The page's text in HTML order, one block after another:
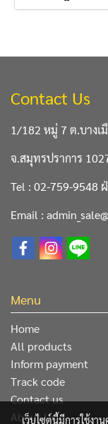
Contact Us
1/182 หมู่ 7 ต.บางเมื
จ.สมุทรปราการ
Tel : 02-759-9548
Email :
Menu
Home
All products
Inform payment
Track code
Contact us
About Us
เว็บไซต์นี้มีการใช้ง